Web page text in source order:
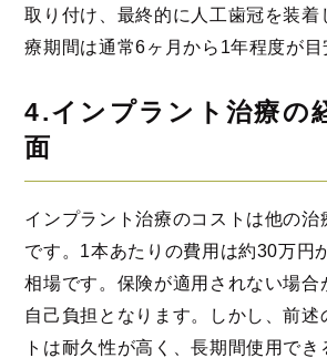
取り付け、最終的に人工歯冠を装着
療期間は通常6ヶ月から1年程度が目
4.インプラント治療の
面
インプラント治療のコストは他の治
です。1本あたりの費用は約30万円
相場です。保険が適用されない場合
自己負担となります。しかし、前述
トは耐久性が高く、長期間使用で